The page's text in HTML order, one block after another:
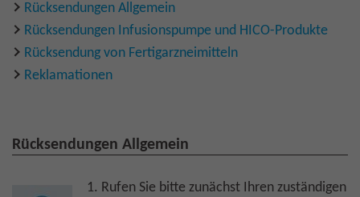
Rücksendungen Allgemein
Rücksendungen Infusionspumpe und HICO-Produkte
Rücksendung von Fertigarzneimitteln
Reklamationen
Rücksendungen Allgemein
1. Rufen Sie bitte zunächst Ihren zuständigen